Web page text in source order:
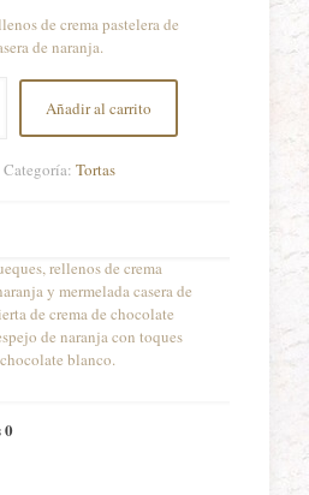
de crema pastelera de
de naranja.
Añadir al carrito
Categoría: Tortas
rellenos de crema
y mermelada casera de
de crema de chocolate
de naranja con toques
blanco.
0